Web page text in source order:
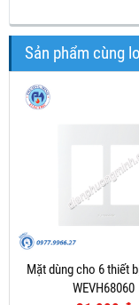
Sản phẩm cùng
Mặt dùng cho 6 thiết
WEVH68060